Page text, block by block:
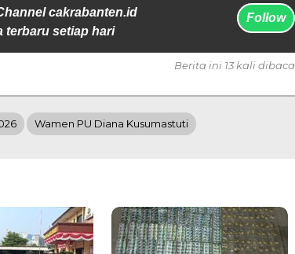
cakrabanten.id
terbaru setiap hari
Follow
Berita ini 13 kali dibaca
Wamen PU Diana Kusumastuti